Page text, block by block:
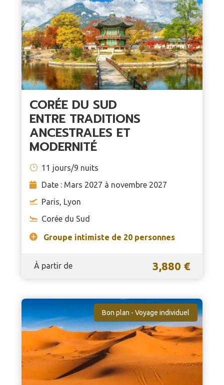
CORÉE DU SUD
ENTRE TRADITIONS
ANCESTRALES ET
MODERNITÉ
11 jours/9 nuits
Date : Mars 2027 à novembre 2027
Paris, Lyon
Corée du Sud
Groupe intimiste de 20 personnes
À partir de 3,880 €
Bon plan - Voyage individuel